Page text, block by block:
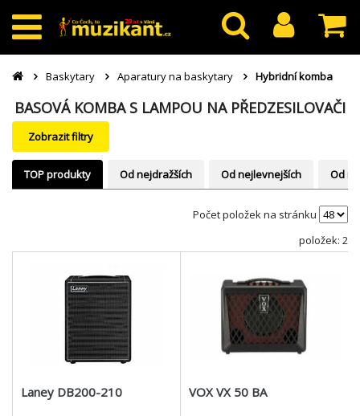
Baskytary Aparatury na baskytary Hybridní komba
BASOVÁ KOMBA S LAMPOU NA PŘEDZESILOVAČI
Zobrazit filtry
TOP produkty Od nejdražších Od nejlevnejších Od
Počet položek na stránku
položek: 2
Laney DB200-210 VOX VX 50 BA